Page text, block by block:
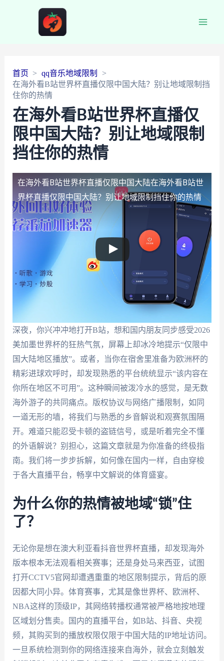
首页
qq音乐地域限制
在海外看B站世界杯直播仅限中国大陆？别让地域限制挡
住你的热情
在海外看B站世界杯直播仅
限中国大陆？别让地域限制
挡住你的热情
在海外看B站世界杯直播仅限中国大陆在海外看B站世
界杯直播仅限中国大陆？别让地域限制挡住你的热情
深夜，你兴冲冲地打开B站，想和国内朋友同步感受2026
美加墨世界杯的狂热气氛，屏幕上却冰冷地提示“仅限中
国大陆地区播放”。或者，当你在宿舍里准备为欧洲杯的
精彩进球欢呼时，却发现熟悉的平台统统显示“该内容在
你所在地区不可用”。这种瞬间被泼冷水的感觉，是无数
海外游子的共同痛点。版权协议与网络广播限制，如同
一道无形的墙，将我们与熟悉的乡音解说和观赛氛围隔
开。难道只能忍受卡顿的盗链信号，或是听着完全不懂
的外语解说？别担心，这篇文章就是为你准备的终极指
南。我们将一步步拆解，如何像在国内一样，自由穿梭
于各大直播平台，畅享中文解说的体育盛宴。
为什么你的热情被地域“锁”住
了？
无论你是想在澳大利亚看抖音世界杯直播，却发现海外
版本根本无法观看相关赛事；还是身处马来西亚，试图
打开CCTV5官网却遭遇重重的地区限制提示，背后的原
因都大同小异。体育赛事，尤其是像世界杯、欧洲杯、
NBA这样的顶级IP，其网络转播权通常被严格地按地理
区域划分售卖。国内的直播平台，如B站、抖音、央视
频，其购买到的播放权限仅限于中国大陆的IP地址访问。
一旦系统检测到你的网络连接来自海外，就会立刻触发